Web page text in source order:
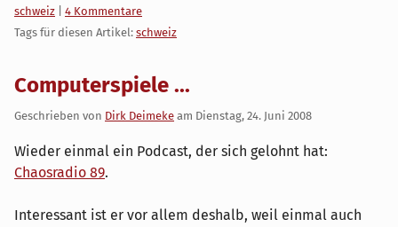
Kategorien:
schweiz
4 Kommentare
Tags für diesen Artikel: schweiz
Computerspiele ...
Geschrieben von Dirk Deimeke am Dienstag, 24. Juni 2008
Wieder einmal ein Podcast, der sich gelohnt hat:
Chaosradio 89.
Interessant ist er vor allem deshalb, weil einmal auch